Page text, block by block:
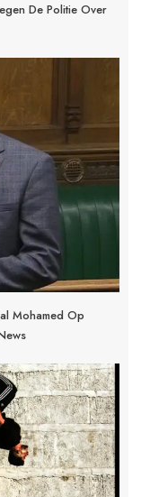
De Politie Over
Mohamed Op